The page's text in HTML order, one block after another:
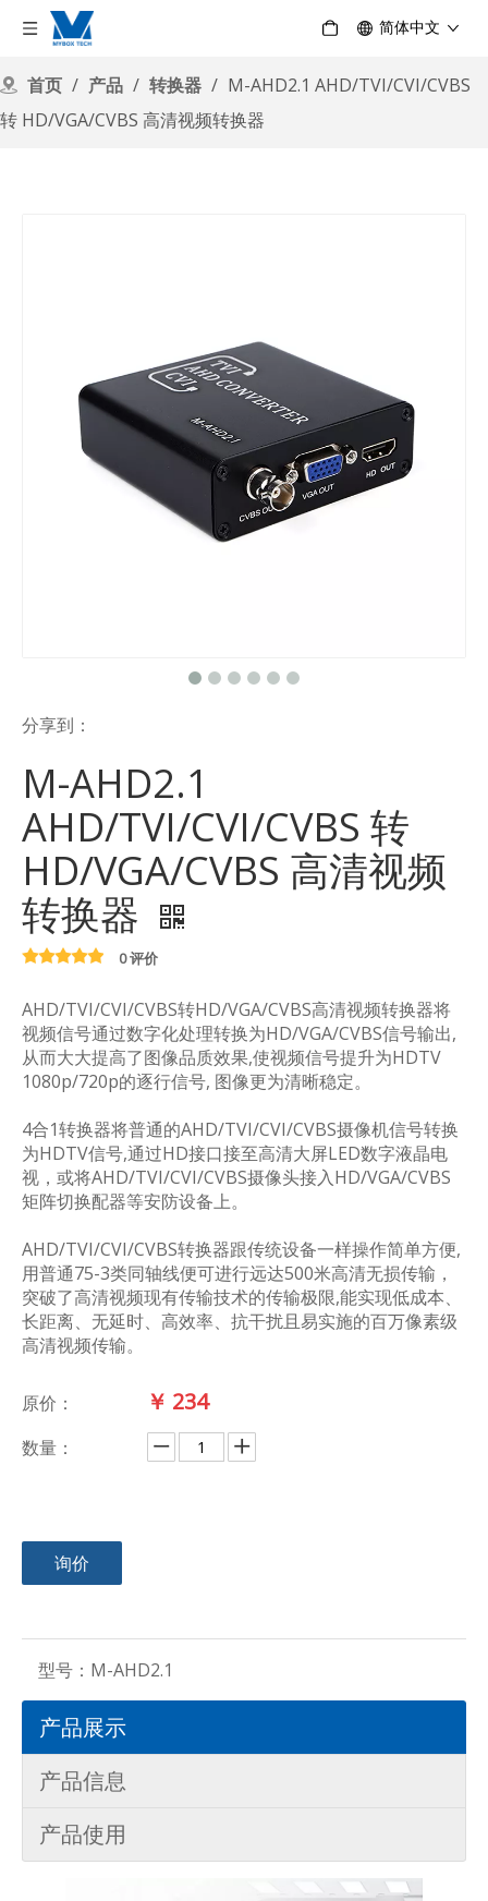
简体中文
首页 / 产品 / 转换器 / M-AHD2.1 AHD/TVI/CVI/CVBS
转 HD/VGA/CVBS 高清视频转换器
分享到：
M-AHD2.1
AHD/TVI/CVI/CVBS 转
HD/VGA/CVBS 高清视频
转换器
0 评价
AHD/TVI/CVI/CVBS转HD/VGA/CVBS高清视频转换器将
视频信号通过数字化处理转换为HD/VGA/CVBS信号输出,
从而大大提高了图像品质效果,使视频信号提升为HDTV
1080p/720p的逐行信号, 图像更为清晰稳定。
4合1转换器将普通的AHD/TVI/CVI/CVBS摄像机信号转换
为HDTV信号,通过HD接口接至高清大屏LED数字液晶电
视，或将AHD/TVI/CVI/CVBS摄像头接入HD/VGA/CVBS
矩阵切换配器等安防设备上。
AHD/TVI/CVI/CVBS转换器跟传统设备一样操作简单方便,
用普通75-3类同轴线便可进行远达500米高清无损传输，
突破了高清视频现有传输技术的传输极限,能实现低成本、
长距离、无延时、高效率、抗干扰且易实施的百万像素级
高清视频传输。
原价： ￥ 234
数量：
询价
型号： M-AHD2.1
产品展示
产品信息
产品使用